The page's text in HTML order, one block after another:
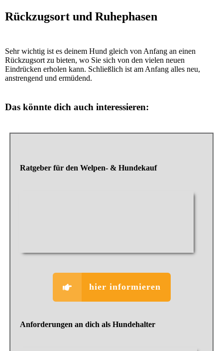
Rückzugsort und Ruhephasen
Sehr wichtig ist es deinem Hund gleich von Anfang an einen
Rückzugsort zu bieten, wo Sie sich von den vielen neuen
Eindrücken erholen kann. Schließlich ist am Anfang alles neu,
anstrengend und ermüdend.
Das könnte dich auch interessieren:
Ratgeber für den Welpen- & Hundekauf
hier informieren
Anforderungen an dich als Hundehalter